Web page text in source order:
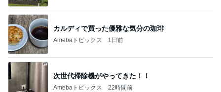
カルディで買った優雅な気分の珈琲
Amebaトピックス 1日前
次世代掃除機がやってきた！！
Amebaトピックス 22時間前